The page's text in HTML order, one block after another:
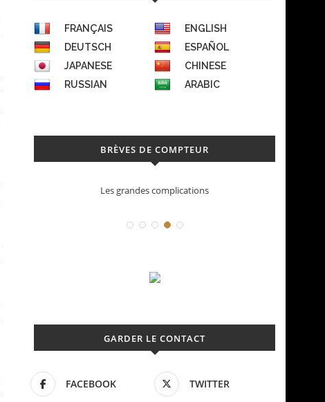
FRANÇAIS
ENGLISH
DEUTSCH
ESPAÑOL
JAPANESE
CHINESE
RUSSIAN
ARABIC
BRÈVES DE COMPTEUR
Déconstruction Parmigiani Fleurier
GARDER LE CONTACT
FACEBOOK TWITTER